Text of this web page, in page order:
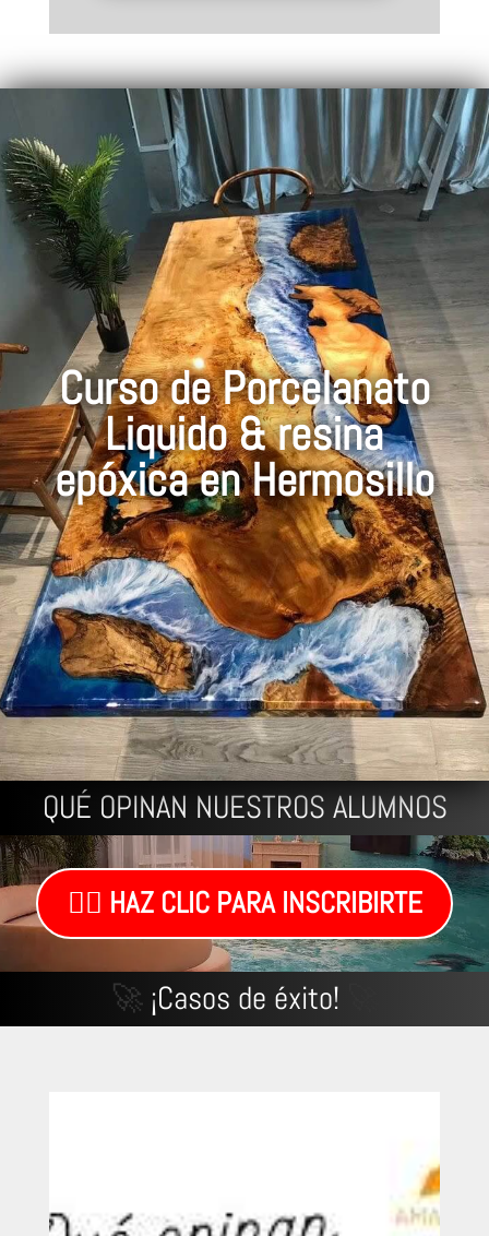
Curso de Porcelanato
Liquido & resina
epóxica en Hermosillo
QUÉ OPINAN NUESTROS ALUMNOS
👉🏼 HAZ CLIC PARA INSCRIBIRTE
🚀 ¡Casos de éxito!